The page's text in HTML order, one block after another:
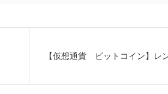
【仮想通貨 ビットコイン】レ